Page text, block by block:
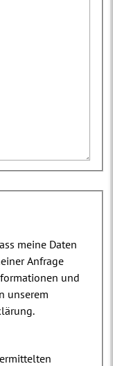
meine Daten
Anfrage
und
unserem